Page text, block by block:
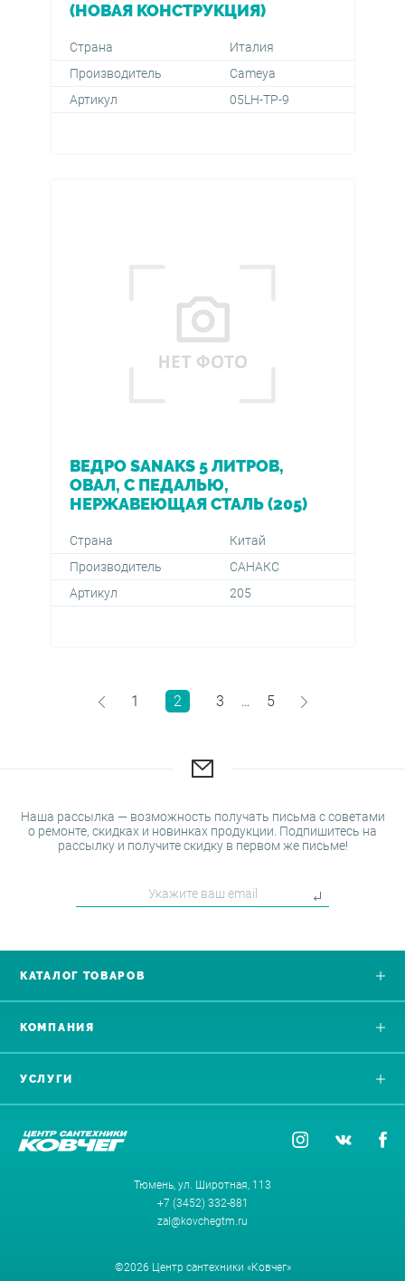
(НОВАЯ КОНСТРУКЦИЯ)
Страна
Италия
Производитель
Cameya
Артикул
05LH-TP-9
ВЕДРО SANAKS 5 ЛИТРОВ,
ОВАЛ, С ПЕДАЛЬЮ,
НЕРЖАВЕЮЩАЯ СТАЛЬ (205)
Страна
Китай
Производитель
САНАКС
Артикул
205
1 2 3 … 5
Наша рассылка — возможность получать письма с советами
о ремонте, скидках и новинках продукции. Подпишитесь на
рассылку и получите скидку в первом же письме!
Тюмень, ул. Широтная, 113
+7 (3452) 332-881
zal@kovchegtm.ru
КАТАЛОГ ТОВАРОВ
УСЛУГИ
КОМПАНИЯ
©2026 Центр сантехники «Ковчег»